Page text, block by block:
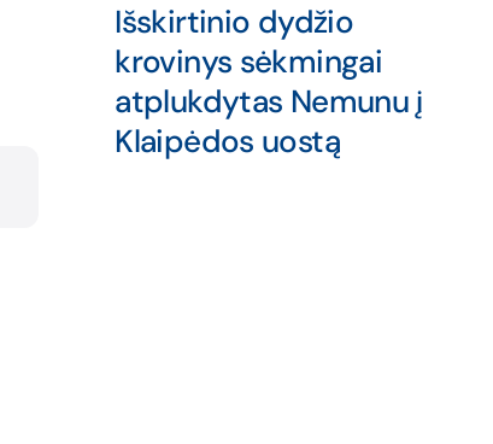
Išskirtinio dydžio
krovinys sėkmingai
atplukdytas Nemunu į
Klaipėdos uostą